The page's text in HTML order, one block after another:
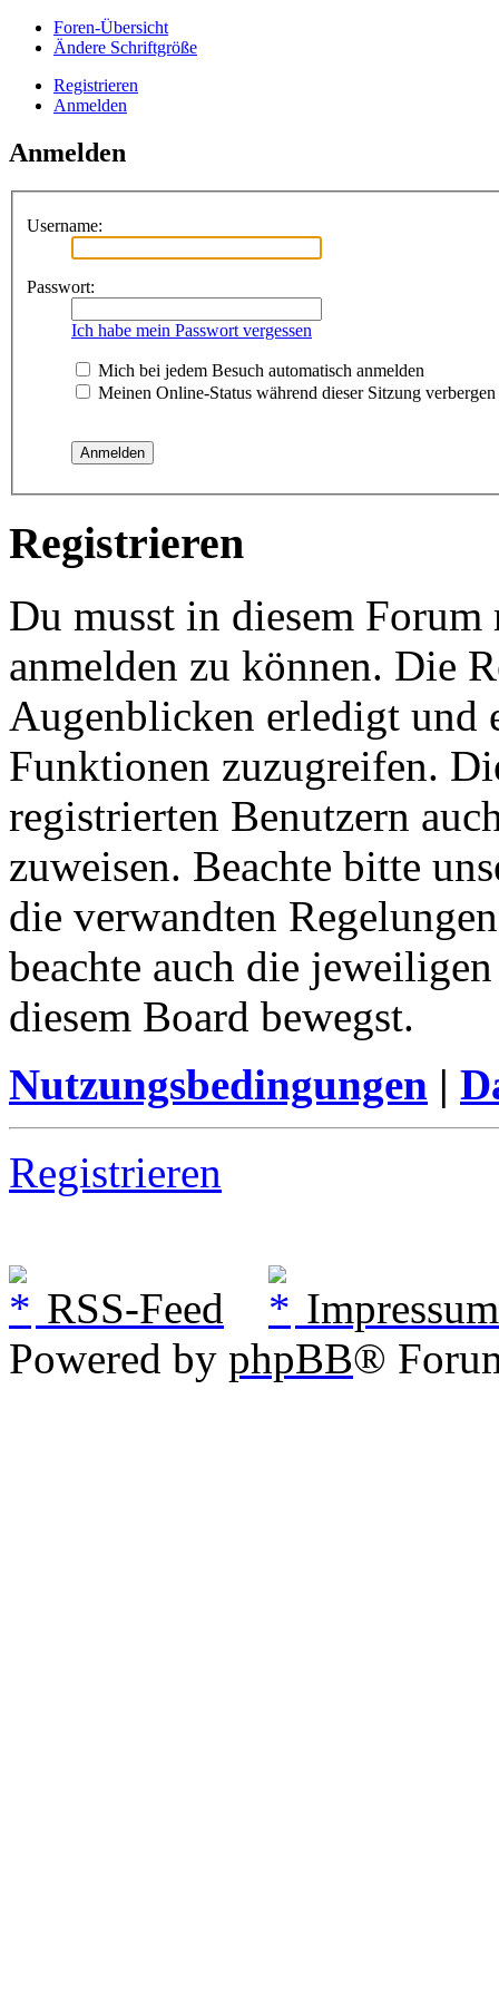
Foren-Übersicht
Ändere Schriftgröße
Registrieren
Anmelden
Anmelden
Username:
Passwort:
Ich habe mein Passwort vergessen
Mich bei jedem Besuch automatisch anmelden
Meinen Online-Status während dieser Sitzung verbergen
Registrieren
Du musst in diesem
anmelden zu können. Die
Augenblicken erledigt und
Funktionen zuzugreifen.
registrierten Benutzern
zuweisen. Beachte bitte
die verwandten
beachte auch die
diesem Board bewegst.
Nutzungsbedingungen |
Registrieren
RSS-Feed
Impressum
Powered by phpBB®